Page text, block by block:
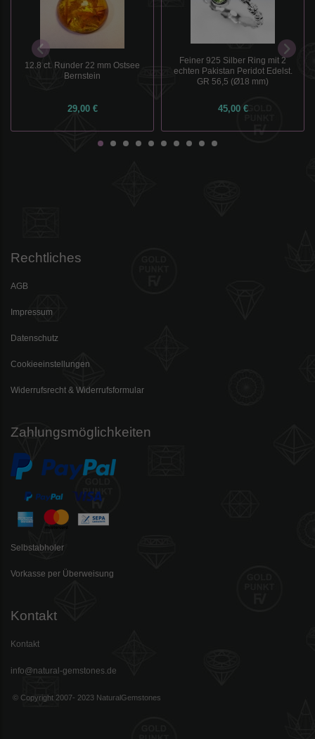
12.8 ct. Runder 22 mm Ostsee
Bernstein
29,00 €
Feiner 925 Silber Ring mit 2
echten Pakistan Peridot Edelst.
GR 56,5 (Ø18 mm)
45,00 €
Rechtliches
AGB
Impressum
Datenschutz
Cookieeinstellungen
Widerrufsrecht & Widerrufsformular
Zahlungsmöglichkeiten
Selbstabholer
Vorkasse per Überweisung
Kontakt
Kontakt
info@natural-gemstones.de
© Copyright 2007- 2023 NaturalGemstones